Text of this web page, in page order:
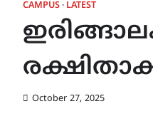
CAMPUS LATEST
October 27, 2025